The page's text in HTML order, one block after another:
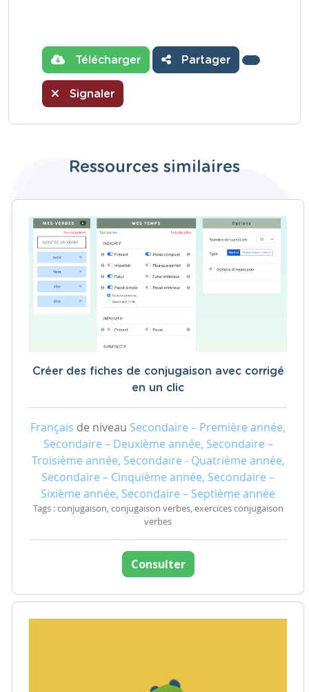
Télécharger Partager
Signaler
Ressources similaires
Créer des fiches de conjugaison avec corrigé
en un clic
Français de niveau Secondaire – Première année,
Secondaire – Deuxième année, Secondaire –
Troisième année, Secondaire - Quatrième année,
Secondaire – Cinquième année, Secondaire –
Sixième année, Secondaire – Septième année
Tags : conjugaison, conjugaison verbes, exercices conjugaison
verbes
Consulter